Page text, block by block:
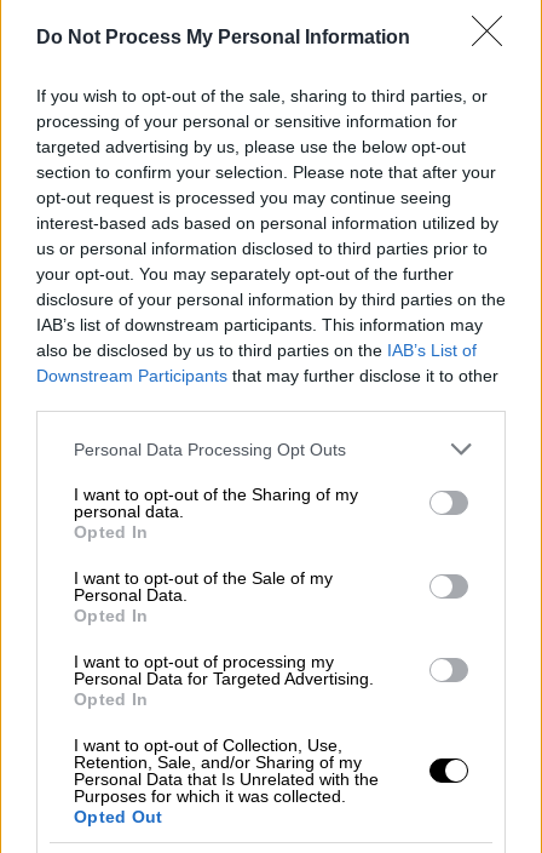
Do Not Process My Personal Information
If you wish to opt-out of the sale, sharing to third parties, or
processing of your personal or sensitive information for
targeted advertising by us, please use the below opt-out
section to confirm your selection. Please note that after your
opt-out request is processed you may continue seeing
interest-based ads based on personal information utilized by
us or personal information disclosed to third parties prior to
your opt-out. You may separately opt-out of the further
disclosure of your personal information by third parties on the
IAB’s list of downstream participants. This information may
also be disclosed by us to third parties on the IAB’s List of
Downstream Participants that may further disclose it to other
Please note that this website/app uses one or more Google
not limited to your visit or usage behaviour. You may click to
grant or deny consent to Google and its third-party tags to
use your data for below specified purposes in below Google
consent section.
Personal Data Processing Opt Outs
I want to opt-out of the Sharing of my
personal data.
Opted In
I want to opt-out of the Sale of my
Personal Data.
Opted In
I want to opt-out of processing my
Personal Data for Targeted Advertising.
Opted In
I want to opt-out of Collection, Use,
Retention, Sale, and/or Sharing of my
Personal Data that Is Unrelated with the
Purposes for which it was collected.
Opted Out
Innovation Forum (PIF)Λαμπρίνα
Μπαρμπετάκη, η πρόσβαση των ασθενών σε
καινοτόμες θεραπείες απειλείται ευθέως,
αφού 79% υποχρεωτικές επιστροφές
σημαίνει ότι το κράτος εγγυάται 77 από τις
365 ημέρες τον χρόνο την πρόσβαση των
ασθενών σε καινοτόμες θεραπείες.